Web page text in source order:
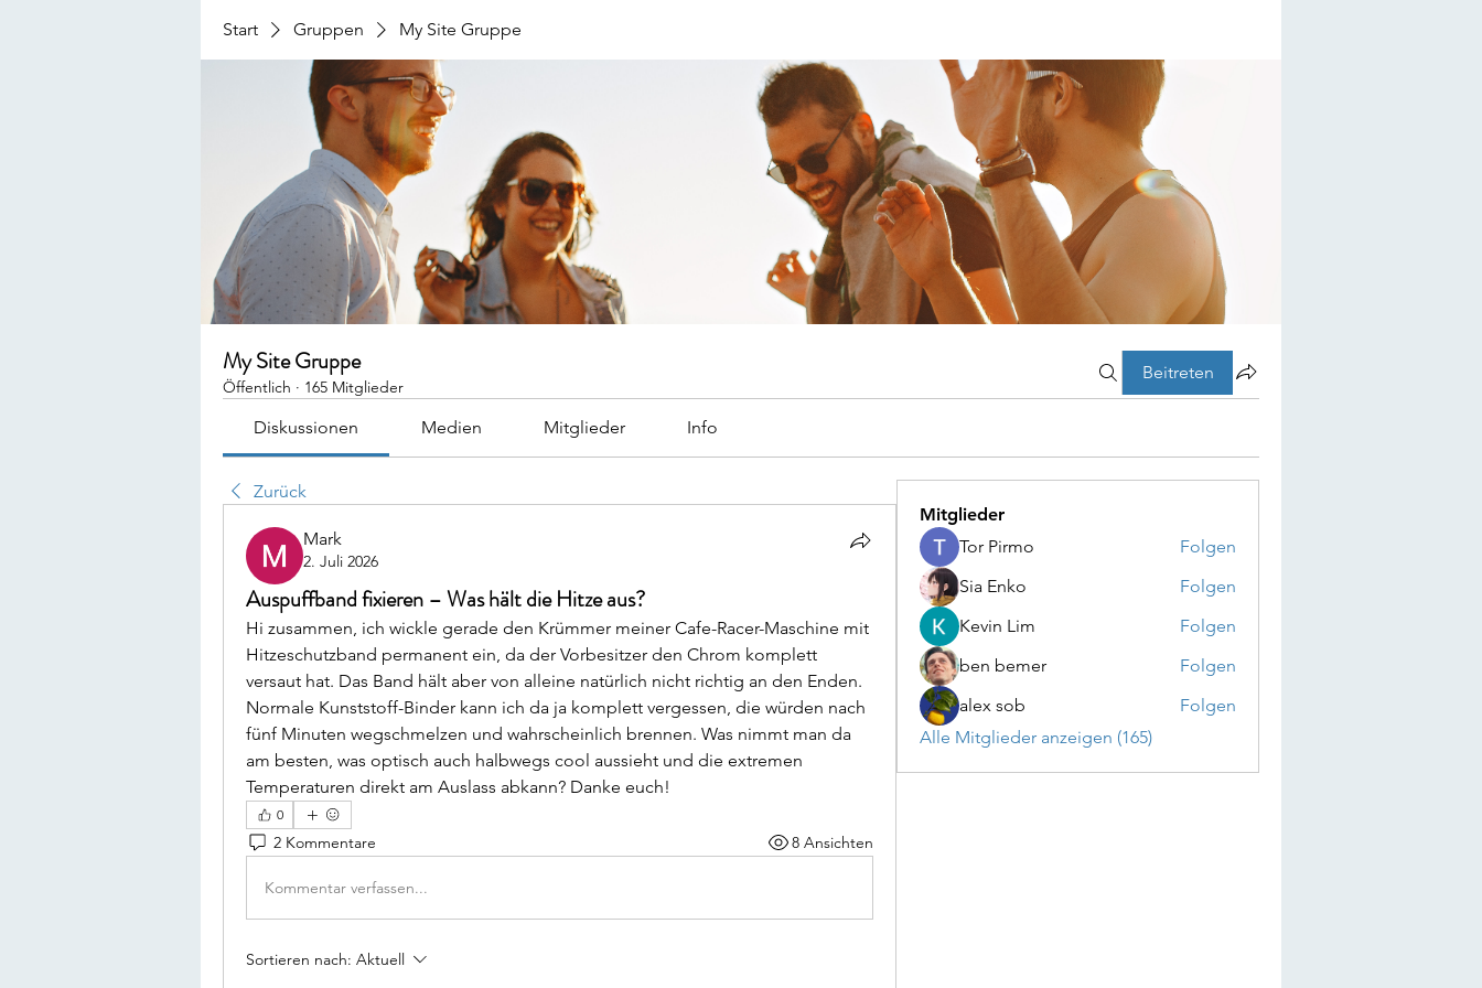
Start Gruppen My Site Gruppe
My Site Gruppe
Öffentlich · 165 Mitglieder
Beitreten
Diskussionen Medien Mitglieder Info
Zurück
Mark
2. Juli 2026
Auspuffband fixieren – Was hält die Hitze aus?
Hi zusammen, ich wickle gerade den Krümmer meiner Cafe-Racer-Maschine mit
Hitzeschutzband permanent ein, da der Vorbesitzer den Chrom komplett
versaut hat. Das Band hält aber von alleine natürlich nicht richtig an den Enden.
Normale Kunststoff-Binder kann ich da ja komplett vergessen, die würden nach
fünf Minuten wegschmelzen und wahrscheinlich brennen. Was nimmt man da
am besten, was optisch auch halbwegs cool aussieht und die extremen
Temperaturen direkt am Auslass abkann? Danke euch!
0
2 Kommentare 8 Ansichten
Kommentar verfassen...
Sortieren nach: Aktuell
Mitglieder
Tor Pirmo
Folgen
Sia Enko
Folgen
Kevin Lim
Folgen
ben bemer
Folgen
alex sob
Folgen
Alle Mitglieder anzeigen (165)